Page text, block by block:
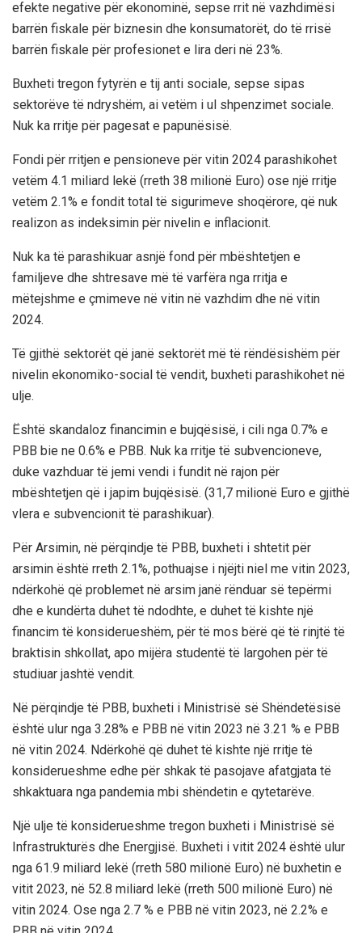
efekte negative për ekonominë, sepse rrit në vazhdimësi
barrën fiskale për biznesin dhe konsumatorët, do të rrisë
barrën fiskale për profesionet e lira deri në 23%.
Buxheti tregon fytyrën e tij anti sociale, sepse sipas
sektorëve të ndryshëm, ai vetëm i ul shpenzimet sociale.
Nuk ka rritje për pagesat e papunësisë.
Fondi për rritjen e pensioneve për vitin 2024 parashikohet
vetëm 4.1 miliard lekë (rreth 38 milionë Euro) ose një rritje
vetëm 2.1% e fondit total të sigurimeve shoqërore, që nuk
realizon as indeksimin për nivelin e inflacionit.
Nuk ka të parashikuar asnjë fond për mbështetjen e
familjeve dhe shtresave më të varfëra nga rritja e
mëtejshme e çmimeve në vitin në vazhdim dhe në vitin
2024.
Të gjithë sektorët që janë sektorët më të rëndësishëm për
nivelin ekonomiko-social të vendit, buxheti parashikohet në
ulje.
Është skandaloz financimin e bujqësisë, i cili nga 0.7% e
PBB bie ne 0.6% e PBB. Nuk ka rritje të subvencioneve,
duke vazhduar të jemi vendi i fundit në rajon për
mbështetjen që i japim bujqësisë. (31,7 milionë Euro e gjithë
vlera e subvencionit të parashikuar).
Për Arsimin, në përqindje të PBB, buxheti i shtetit për
arsimin është rreth 2.1%, pothuajse i njëjti niel me vitin 2023,
ndërkohë që problemet në arsim janë rënduar së tepërmi
dhe e kundërta duhet të ndodhte, e duhet të kishte një
financim të konsiderueshëm, për të mos bërë që të rinjtë të
braktisin shkollat, apo mijëra studentë të largohen për të
studiuar jashtë vendit.
Në përqindje të PBB, buxheti i Ministrisë së Shëndetësisë
është ulur nga 3.28% e PBB në vitin 2023 në 3.21 % e PBB
në vitin 2024. Ndërkohë që duhet të kishte një rritje të
konsiderueshme edhe për shkak të pasojave afatgjata të
shkaktuara nga pandemia mbi shëndetin e qytetarëve.
Një ulje të konsiderueshme tregon buxheti i Ministrisë së
Infrastrukturës dhe Energjisë. Buxheti i vitit 2024 është ulur
nga 61.9 miliard lekë (rreth 580 milionë Euro) në buxhetin e
vitit 2023, në 52.8 miliard lekë (rreth 500 milionë Euro) në
vitin 2024. Ose nga 2.7 % e PBB në vitin 2023, në 2.2% e